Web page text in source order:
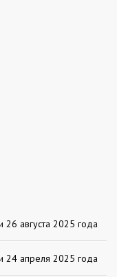
26 августа 2025 года
24 апреля 2025 года